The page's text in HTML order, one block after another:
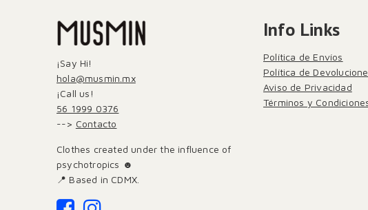
¡Say Hi!
hola@musmin.mx
¡Call us!
56 1999 0376
--> Contacto
Clothes created under the influence of
psychotropics ☻
📍 Based in CDMX.
Info Links
Política de Envíos
Política de
Aviso de Privacidad
Términos y